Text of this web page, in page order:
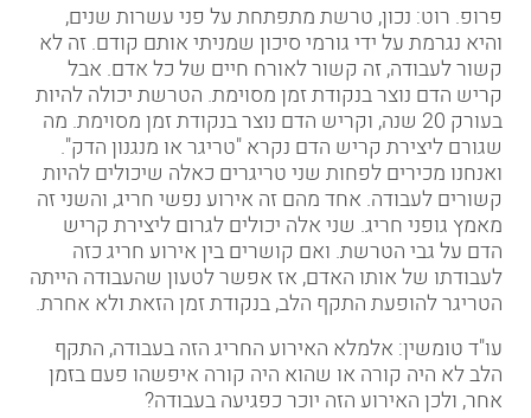
פרופ. רוט: נכון, טרשת מתפתחת על פני עשרות שנים,
והיא נגרמת על ידי גורמי סיכון שמניתי אותם קודם. זה לא
קשור לעבודה, זה קשור לאורח חיים של כל אדם. אבל
קריש הדם נוצר בנקודת זמן מסוימת. הטרשת יכולה להיות
בעורק 20 שנה, וקריש הדם נוצר בנקודת זמן מסוימת. מה
שגורם ליצירת קריש הדם נקרא "טריגר או מנגנון הדק".
ואנחנו מכירים לפחות שני טריגרים כאלה שיכולים להיות
קשורים לעבודה. אחד מהם זה אירוע נפשי חריג, והשני זה
מאמץ גופני חריג. שני אלה יכולים לגרום ליצירת קריש
הדם על גבי הטרשת. ואם קושרים בין אירוע חריג כזה
לעבודתו של אותו האדם, אז אפשר לטעון שהעבודה הייתה
הטריגר להופעת התקף הלב, בנקודת זמן הזאת ולא אחרת.
עו"ד טומשין: אלמלא האירוע החריג הזה בעבודה, התקף
הלב לא היה קורה או שהוא היה קורה איפשהו פעם בזמן
אחר, ולכן האירוע הזה יוכר כפגיעה בעבודה?